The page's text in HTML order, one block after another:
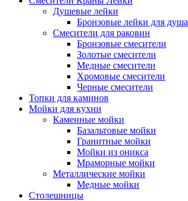
Душевые лейки
Бронзовые лейки для душа
Смесители для раковин
Бронзовые смесители
Золотые смесители
Медные смесители
Хромовые смесители
Черные смесители
Топки для каминов
Мойки для кухни
Каменные мойки
Базальтовые мойки
Гранитные мойки
Мойки из оникса
Мраморные мойки
Металлические мойки
Медные мойки
Столешницы